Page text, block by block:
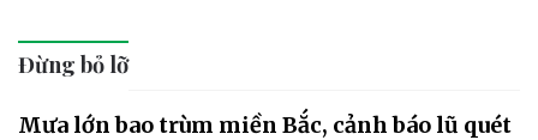
Đừng bỏ lỡ
Mưa lớn bao trùm miền Bắc, cảnh báo lũ quét